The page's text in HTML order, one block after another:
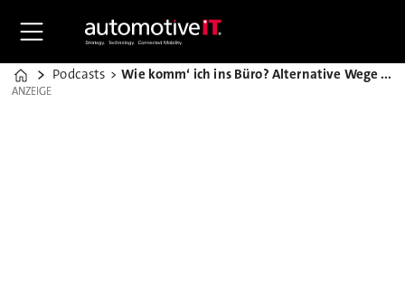
Home
Podcasts Wie komm‘ ich ins Büro? Alternative Wege beruflicher Mobilität
ANZEIGE
ANZEIGE